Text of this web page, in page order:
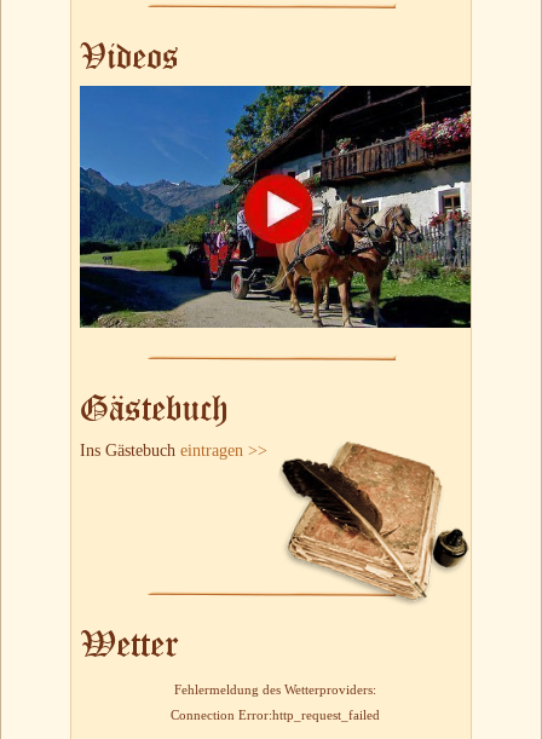
Videos
Gästebuch
Ins Gästebuch eintragen >>
Wetter
Fehlermeldung des Wetterproviders:
Connection Error:http_request_failed